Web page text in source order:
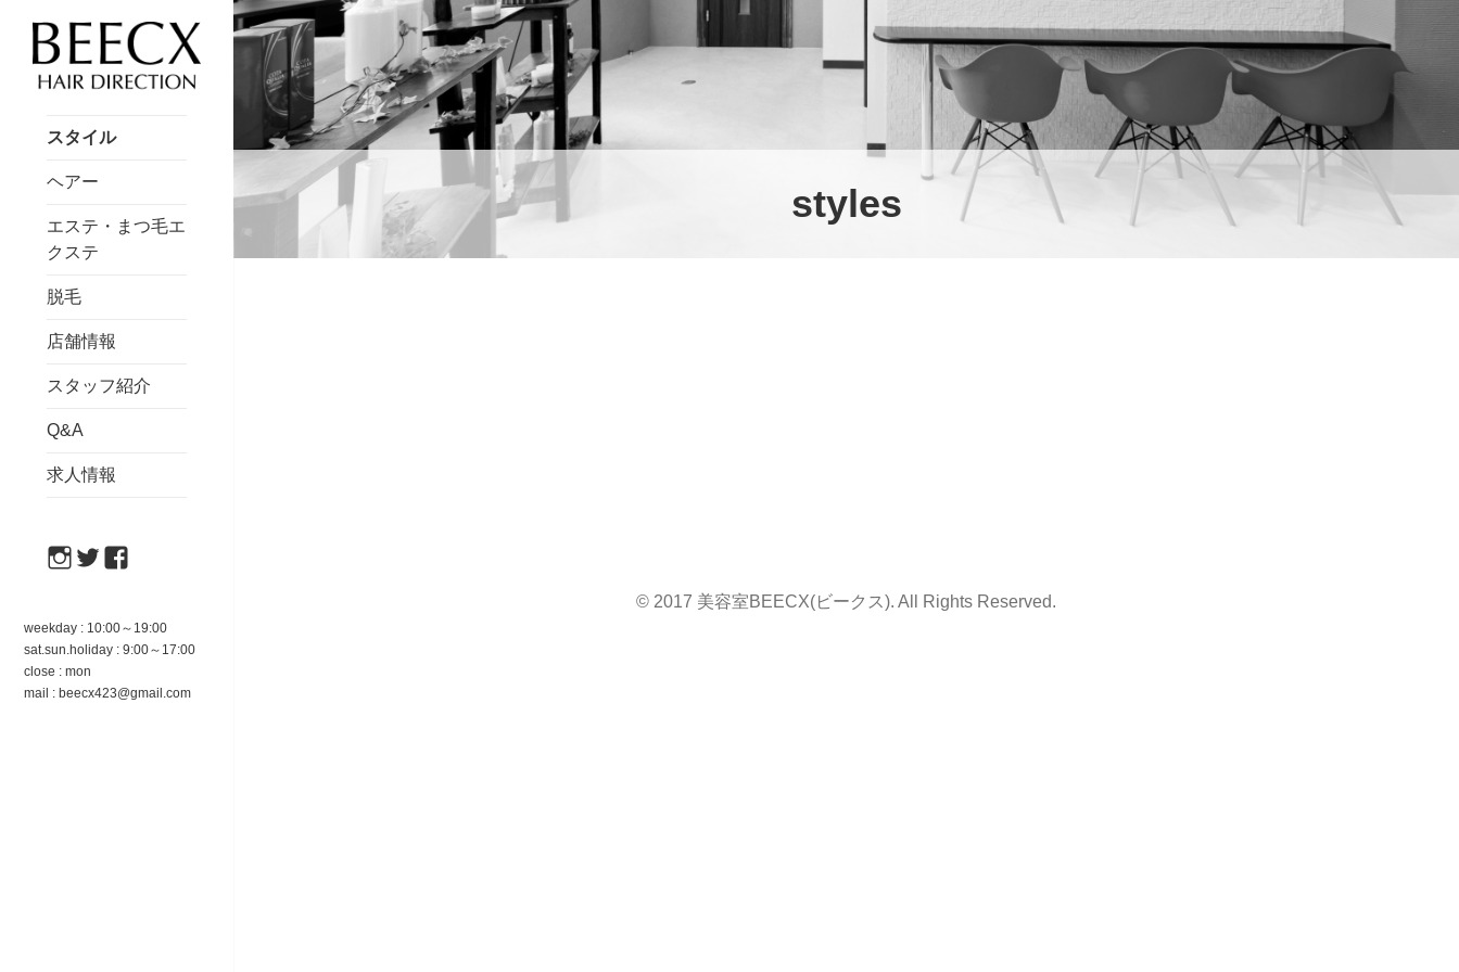
スタイル
ヘアー
エステ・まつ毛エ
クステ
脱毛
店舗情報
スタッフ紹介
Q&A
求人情報
instagram
twitterfacebook
weekday : 10:00～19:00
sat.sun.holiday : 9:00～17:00
close : mon
mail : beecx423@gmail.com
styles
© 2017 美容室BEECX(ビークス). All Rights Reserved.